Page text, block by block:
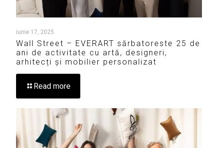
iunie 17, 2025
Wall Street – EVERART sărbatoreste 25 de
ani de activitate cu artă, designeri,
arhitecți și mobilier personalizat
Read more